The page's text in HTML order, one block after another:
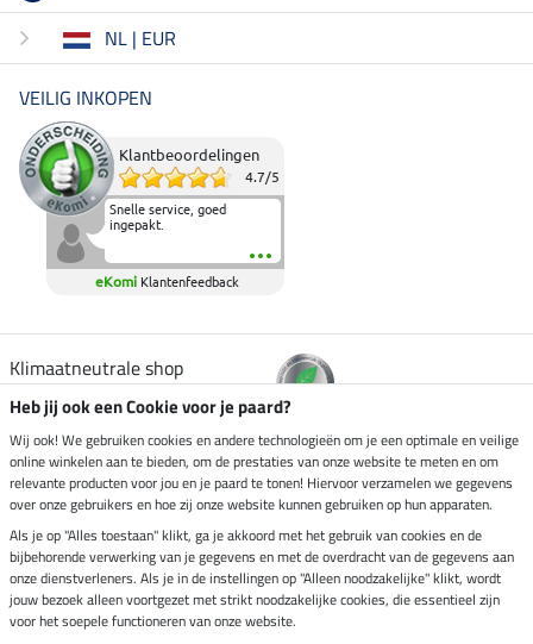
NL | EUR
VEILIG INKOPEN
Klantbeoordelingen
4.7/5
Snelle service, goed
ingepakt.
eKomi Klantenfeedback
Klimaatneutrale shop
Verzending per
Veilig betalen met
Impressum
Heb jij ook een Cookie voor je paard?
Wij ook! We gebruiken cookies en andere technologieën om je een optimale en veilige
online winkelen aan te bieden, om de prestaties van onze website te meten en om
relevante producten voor jou en je paard te tonen! Hiervoor verzamelen we gegevens
over onze gebruikers en hoe zij onze website kunnen gebruiken op hun apparaten.
Als je op "Alles toestaan" klikt, ga je akkoord met het gebruik van cookies en de
bijbehorende verwerking van je gegevens en met de overdracht van de gegevens aan
onze dienstverleners. Als je in de instellingen op "Alleen noodzakelijke" klikt, wordt
jouw bezoek alleen voortgezet met strikt noodzakelijke cookies, die essentieel zijn
voor het soepele functioneren van onze website.